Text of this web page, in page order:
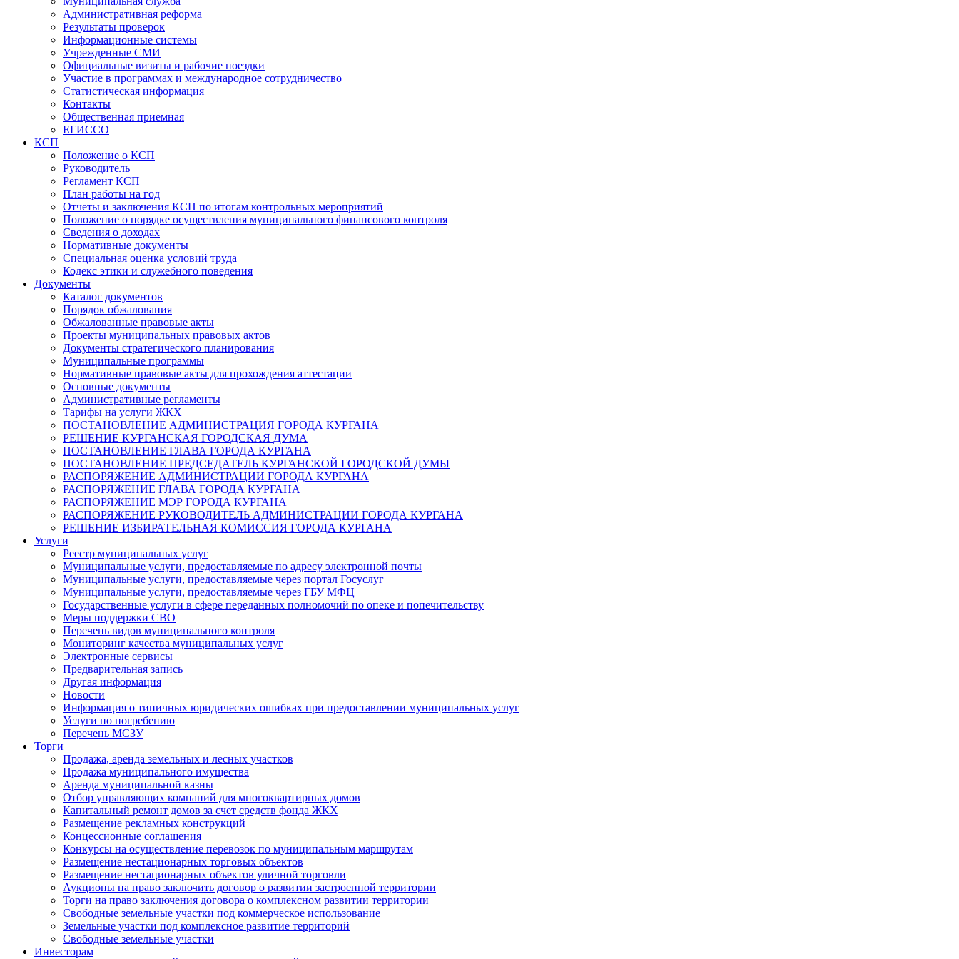
Административная реформа
Результаты проверок
Информационные системы
Учрежденные СМИ
Официальные визиты и рабочие поездки
Участие в программах и международное сотрудничество
Статистическая информация
Контакты
Общественная приемная
ЕГИССО
КСП
Положение о КСП
Руководитель
Регламент КСП
План работы на год
Отчеты и заключения КСП по итогам контрольных мероприятий
Положение о порядке осуществления муниципального финансового контроля
Сведения о доходах
Нормативные документы
Специальная оценка условий труда
Кодекс этики и служебного поведения
Документы
Каталог документов
Порядок обжалования
Обжалованные правовые акты
Проекты муниципальных правовых актов
Документы стратегического планирования
Муниципальные программы
Нормативные правовые акты для прохождения аттестации
Основные документы
Административные регламенты
Тарифы на услуги ЖКХ
ПОСТАНОВЛЕНИЕ АДМИНИСТРАЦИЯ ГОРОДА КУРГАНА
РЕШЕНИЕ КУРГАНСКАЯ ГОРОДСКАЯ ДУМА
ПОСТАНОВЛЕНИЕ ГЛАВА ГОРОДА КУРГАНА
ПОСТАНОВЛЕНИЕ ПРЕДСЕДАТЕЛЬ КУРГАНСКОЙ ГОРОДСКОЙ ДУМЫ
РАСПОРЯЖЕНИЕ АДМИНИСТРАЦИИ ГОРОДА КУРГАНА
РАСПОРЯЖЕНИЕ ГЛАВА ГОРОДА КУРГАНА
РАСПОРЯЖЕНИЕ МЭР ГОРОДА КУРГАНА
РАСПОРЯЖЕНИЕ РУКОВОДИТЕЛЬ АДМИНИСТРАЦИИ ГОРОДА КУРГАНА
РЕШЕНИЕ ИЗБИРАТЕЛЬНАЯ КОМИССИЯ ГОРОДА КУРГАНА
Услуги
Реестр муниципальных услуг
Муниципальные услуги, предоставляемые по адресу электронной почты
Муниципальные услуги, предоставляемые через портал Госуслуг
Муниципальные услуги, предоставляемые через ГБУ МФЦ
Государственные услуги в сфере переданных полномочий по опеке и попечительству
Меры поддержки СВО
Перечень видов муниципального контроля
Мониторинг качества муниципальных услуг
Электронные сервисы
Предварительная запись
Другая информация
Новости
Информация о типичных юридических ошибках при предоставлении муниципальных услуг
Услуги по погребению
Перечень МСЗУ
Торги
Продажа, аренда земельных и лесных участков
Продажа муниципального имущества
Аренда муниципальной казны
Отбор управляющих компаний для многоквартирных домов
Капитальный ремонт домов за счет средств фонда ЖКХ
Размещение рекламных конструкций
Концессионные соглашения
Конкурсы на осуществление перевозок по муниципальным маршрутам
Размещение нестационарных торговых объектов
Размещение нестационарных объектов уличной торговли
Аукционы на право заключить договор о развитии застроенной территории
Торги на право заключения договора о комплексном развитии территории
Свободные земельные участки под коммерческое использование
Земельные участки под комплексное развитие территорий
Свободные земельные участки
Инвесторам